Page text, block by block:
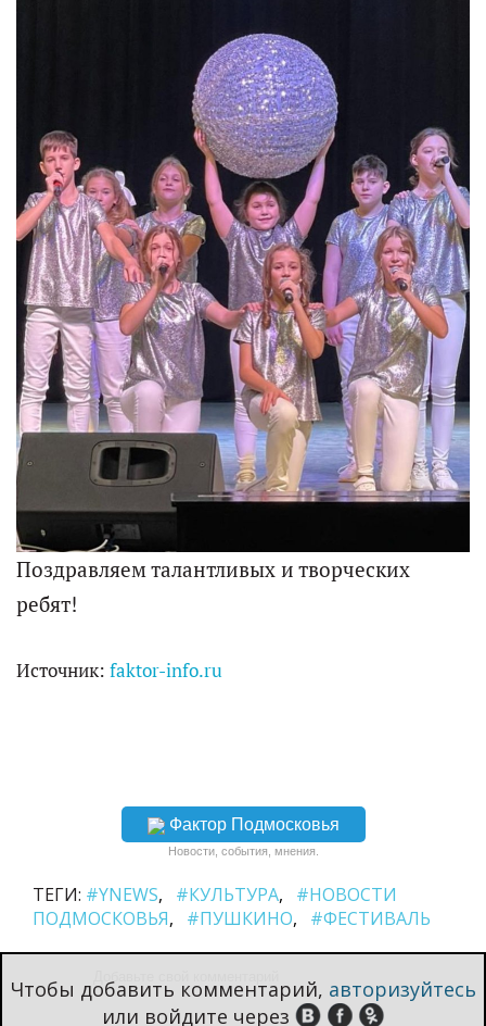
Поздравляем талантливых и творческих
ребят!
Источник: faktor-info.ru
Фактор Подмосковья
Новости, события, мнения.
ТЕГИ: #YNEWS #КУЛЬТУРА
#НОВОСТИ
ПОДМОСКОВЬЯ
#ПУШКИНО #ФЕСТИВАЛЬ
Чтобы добавить комментарий, авторизуйтесь
или войдите через